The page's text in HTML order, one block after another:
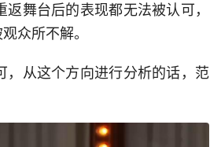
舞台后的表现都无法被认可，
众所不解。
从这个方向进行分析的话，范